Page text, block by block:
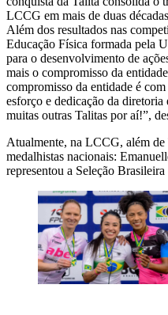
LCCG em mais de duas
Além dos resultados nas
Educação Física formada pela
para o desenvolvimento de
mais o compromisso da
compromisso da entidade é
esforço e dedicação da
muitas outras Talitas por aí!”,
Atualmente, na LCCG, além de
medalhistas nacionais:
representou a Seleção